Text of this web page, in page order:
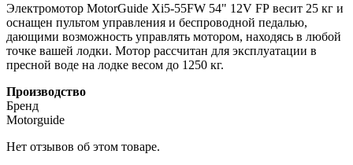
Электромотор MotorGuide Xi5-55FW 54" 12V FP весит 25 кг и
оснащен пультом управления и беспроводной педалью,
дающими возможность управлять мотором, находясь в любой
точке вашей лодки. Мотор рассчитан для эксплуатации в
пресной воде на лодке весом до 1250 кг.
Производство
Бренд
Motorguide
Нет отзывов об этом товаре.